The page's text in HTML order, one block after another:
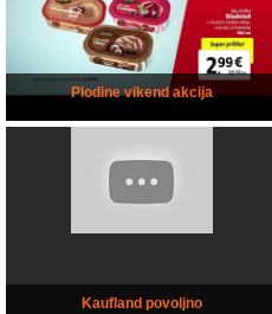
Plodine vikend akcija
Kaufland povoljno